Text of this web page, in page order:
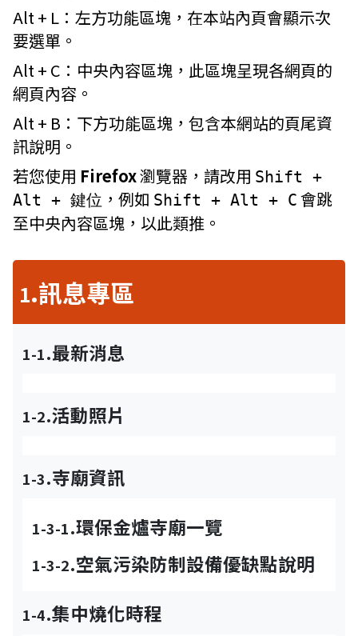
Alt + L： 左方功能區塊，在本站內頁會顯示次
要選單。
Alt + C： 中央內容區塊，此區塊呈現各網頁的
網頁內容。
Alt + B： 下方功能區塊，包含本網站的頁尾資
訊說明。
若您使用 Firefox瀏覽器，請改用 Shift +
Alt + 鍵位 ，例如 Shift + Alt + C 會跳
至中央內容區塊，以此類推。
1.訊息專區
1-1.最新消息
1-2.活動照片
1-3.寺廟資訊
1-3-1.環保金爐寺廟一覽
1-3-2.空氣污染防制設備優缺點說明
1-4.集中燒化時程